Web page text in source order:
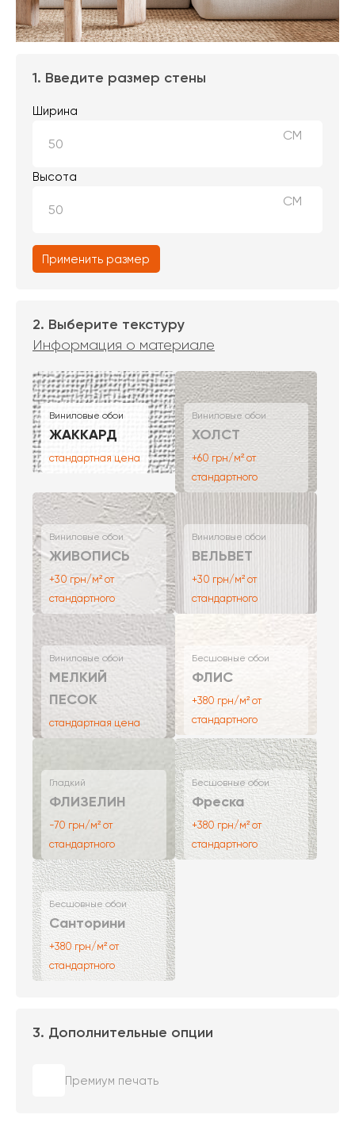
1. Введите размер стены
Ширина
СМ
Высота
СМ
Применить размер
2. Выберите текстуру
Информация о материале
Виниловые обои
ЖАККАРД
стандартная цена
Виниловые обои
ХОЛСТ
+60 грн/м² от
стандартного
Виниловые обои
ЖИВОПИСЬ
+30 грн/м² от
стандартного
Виниловые обои
ВЕЛЬВЕТ
+30 грн/м² от
стандартного
Виниловые обои
МЕЛКИЙ
ПЕСОК
стандартная цена
Бесшовные обои
ФЛИС
+380 грн/м² от
стандартного
Гладкий
ФЛИЗЕЛИН
-70 грн/м² от
стандартного
Бесшовные обои
Фреска
+380 грн/м² от
стандартного
Бесшовные обои
Санторини
+380 грн/м² от
стандартного
3. Дополнительные опции
Премиум печать